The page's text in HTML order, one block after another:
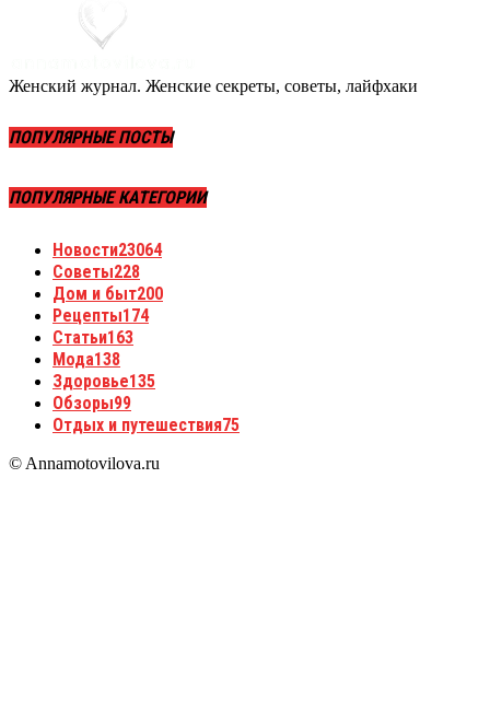
Женский журнал. Женские секреты, советы, лайфхаки
ПОПУЛЯРНЫЕ ПОСТЫ
ПОПУЛЯРНЫЕ КАТЕГОРИИ
Новости23064
Советы228
Дом и быт200
Рецепты174
Статьи163
Мода138
Здоровье135
Обзоры99
Отдых и путешествия75
© Annamotovilova.ru